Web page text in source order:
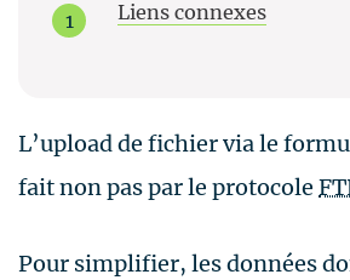
Liens connexes
L’upload de fichier via le
fait non pas par le protocole
Pour simplifier, les données